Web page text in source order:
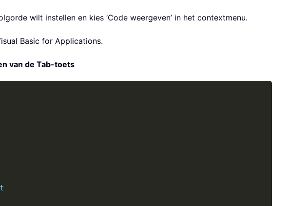
wilt instellen en kies ‘Code weergeven’ in het contextmenu.
Basic for Applications.
van de Tab-toets